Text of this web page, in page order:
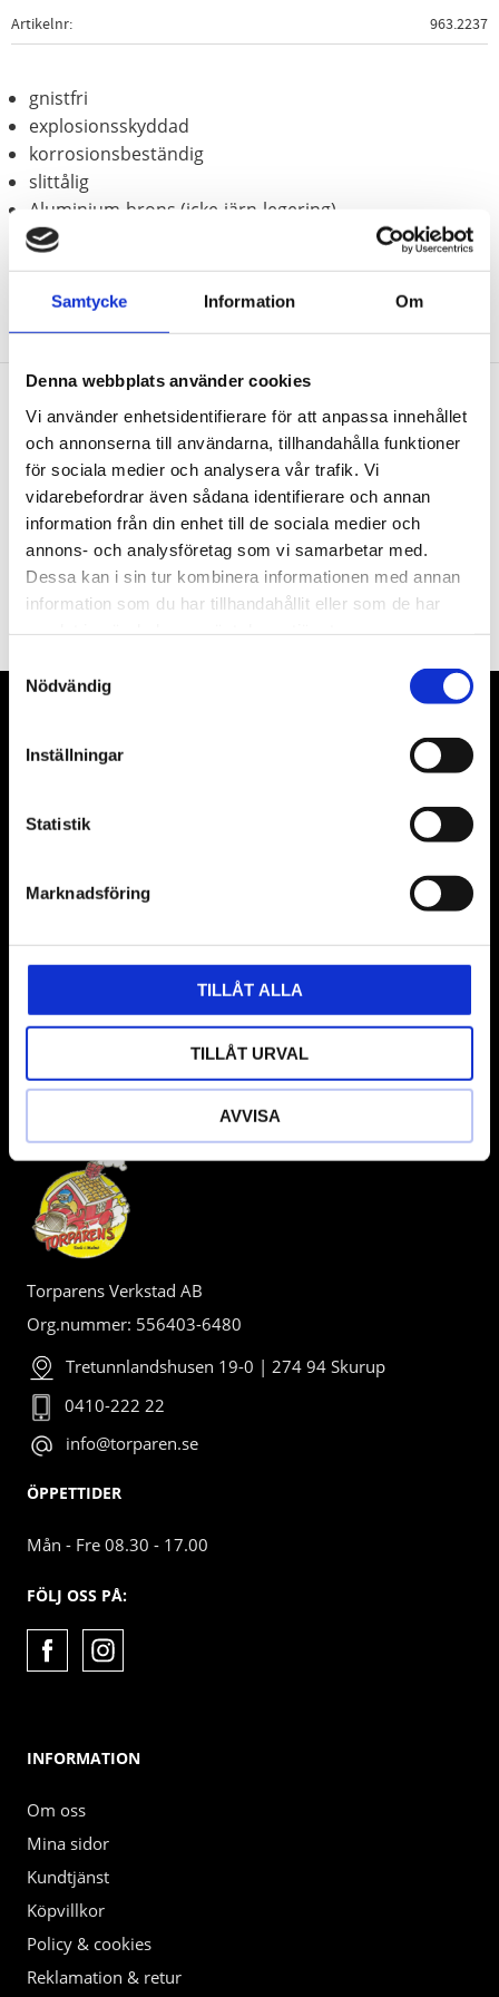
Samtycke Information Om
Denna webbplats använder cookies
Vi använder enhetsidentifierare för att anpassa innehållet
och annonserna till användarna, tillhandahålla funktioner
för sociala medier och analysera vår trafik. Vi
vidarebefordrar även sådana identifierare och annan
information från din enhet till de sociala medier och
annons- och analysföretag som vi samarbetar med.
Dessa kan i sin tur kombinera informationen med annan
information som du har tillhandahållit eller som de har
Nödvändig
Inställningar
Statistik
Marknadsföring
TILLÅT ALLA
TILLÅT URVAL
AVVISA
Artikelnr 963.2237
gnistfri
explosionsskyddad
korrosionsbeständig
slittålig
Aluminium-brons (icke-järn-legering)
Nyhetsbrev
PRENUMERERA
Dina personuppgifter behandlas i enlighet med vårintegritetspolicy
Våra främsta leverantörer är KS Tools verktyg, ATH billyftar
& däckmaskiner och Master luftmaskiner. Kontakta oss
gärna om vad som helst då vi gör vårt yttersta för att hjälpa
Torparens Verkstad AB
Org.nummer: 556403-6480
Tretunnlandshusen 19-0 | 274 94 Skurup
0410-222 22
info@torparen.se
ÖPPETTIDER
Mån - Fre 08.30 - 17.00
FÖLJ OSS PÅ:
INFORMATION
Om oss
Mina sidor
Kundtjänst
Köpvillkor
Policy & cookies
Reklamation & retur